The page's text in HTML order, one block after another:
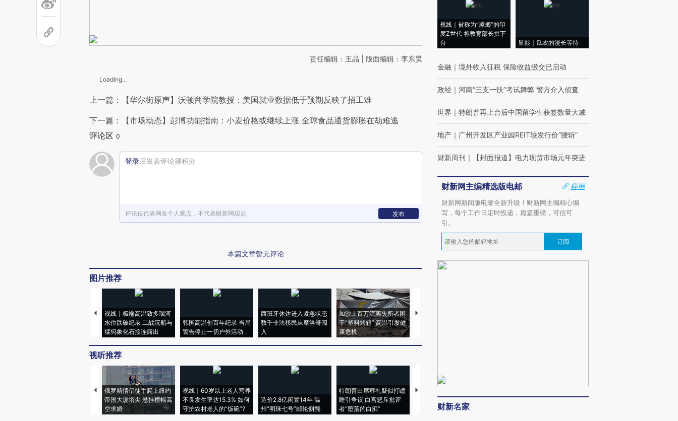
责任编辑：王晶 | 版面编辑：李东昊
Loading...
上一篇：【华尔街原声】沃顿商学院教授：美国就业数据低于预期反映了招工难
下一篇：【市场动态】彭博功能指南：小麦价格或继续上涨 全球食品通货膨胀在劫难逃
评论区 0
登录后发表评论得积分
评论仅代表网友个人观点，不代表财新网观点 发布
本篇文章暂无评论
图片推荐
视线｜极端高温致多瑙河
水位跌破纪录 二战沉船与
猛犸象化石接连露出
韩国高温创百年纪录 当局
警告停止一切户外活动
西班牙休达进入紧急状态
数千非法移民从摩洛哥闯
入
加沙上百万流离失所者困
于“塑料烤箱” 高温引发健
康危机
马航飞行员跨国走私7万
视听推荐
俄罗斯情侣徒手爬上纽约
帝国大厦塔尖 悬挂横幅高
空求婚
视线｜60岁以上老人营养
不良发生率达15.3% 如何
守护农村老人的“饭碗”?
造价2.8亿闲置14年 温
州“明珠七号”邮轮侧翻
特朗普出席葬礼疑似打瞌
睡引争议 白宫怒斥批评
者“堕落的白痴”
视线｜全球最热百城独占
97个 印度如何熬过48°C
38岁梅西上演帽子戏法
围棋失利的邓煜 两位菲尔
视线｜被称为“蟑螂”的印
度Z世代 将教育部长拱下
台
显影｜瓜农的漫长等待
金融 ｜ 境外收入征税 保险收益缴交已启动
政经 ｜ 河南“三支一扶”考试舞弊 警方介入侦查
世界 ｜ 特朗普再上台后中国留学生获签数量大减
地产 ｜ 广州开发区产业园REIT较发行价“腰斩”
财新周刊 ｜ 【封面报道】电力现货市场元年突进
财新网主编精选版电邮
样例
财新网新闻版电邮全新升级！财新网主编精心编
写，每个工作日定时投递，篇篇重磅，可信可
引。
订阅
财新名家